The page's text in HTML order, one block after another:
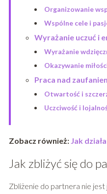
Organizowanie
Wspólne cele i
Wyrażanie uczuć i
Wyrażanie
Okazywanie
Praca nad
Otwartość i
Uczciwość i
Zobacz również: Jak
Jak zbliżyć się do
Zbliżenie do partnera nie jest